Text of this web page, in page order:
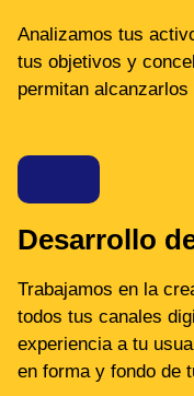
Analizamos tus
tus objetivos y
permitan
Desarrollo
Trabajamos en la
todos tus canales
experiencia a tu
en forma y fondo de